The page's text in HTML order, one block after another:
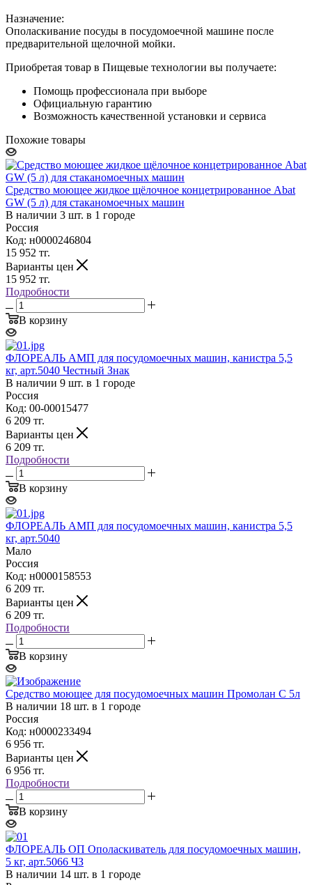
Назначение:
Ополаскивание посуды в посудомоечной машине после
предварительной щелочной мойки.
Приобретая товар в Пищевые технологии вы получаете:
Помощь профессионала при выборе
Официальную гарантию
Возможность качественной установки и сервиса
Похожие товары
Средство моющее жидкое щёлочное концетрированное Abat
GW (5 л) для стаканомоечных машин
В наличии 3 шт. в 1 городе
Россия
Код: н0000246804
15 952 тг.
Варианты цен
15 952 тг.
Подробности
В корзину
ФЛОРЕАЛЬ АМП для посудомоечных машин, канистра 5,5
кг, арт.5040 Честный Знак
В наличии 9 шт. в 1 городе
Россия
Код: 00-00015477
6 209 тг.
Варианты цен
6 209 тг.
Подробности
В корзину
ФЛОРЕАЛЬ АМП для посудомоечных машин, канистра 5,5
кг, арт.5040
Мало
Россия
Код: н0000158553
6 209 тг.
Варианты цен
6 209 тг.
Подробности
В корзину
Средство моющее для посудомоечных машин Промолан С 5л
В наличии 18 шт. в 1 городе
Россия
Код: н0000233494
6 956 тг.
Варианты цен
6 956 тг.
Подробности
В корзину
ФЛОРЕАЛЬ ОП Ополаскиватель для посудомоечных машин,
5 кг, арт.5066 ЧЗ
В наличии 14 шт. в 1 городе